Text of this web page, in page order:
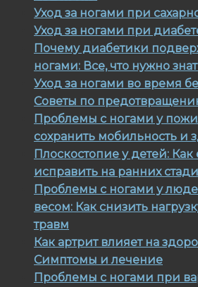
Уход за ногами при
Уход за ногами при
Почему диабетики
ногами: Все, что нужно
Уход за ногами во время
Советы по
Проблемы с ногами у
сохранить мобильность и
Плоскостопие у детей:
исправить на ранних
Проблемы с ногами у
весом: Как снизить
травм
Как артрит влияет на
Симптомы и лечение
Проблемы с ногами при